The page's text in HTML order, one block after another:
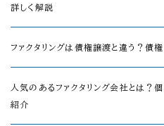
詳しく解説
ファクタリングは債権譲渡と違う？債
人気のあるファクタリング会社とは？
紹介